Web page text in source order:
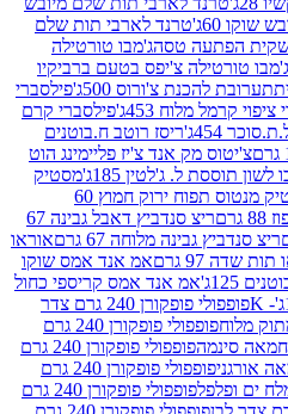
טרנד לארבי תות שלם
טסהג'מבו טורטילה
צ'יפס בטעם ברביקיו
צ'ורוס 500ג'
פילסברי
453ג'
פילסברי קרם
ריסז רוטב ח.בוטנים
אנד צ'יז פליימינג הוט
ג'לטין 185ג'
מסטיק
מסטיק מנטוס תפוח ירוק חמוץ 60
ריצ סנדביץ דאבל גבינה 67
מלוחה 67 גרם
אוראו
אמ אנד אמס שוקו
אמ אנד אמס קריספי כחול
פופפולי פופקורן 240 גרם צדר
פופפולי פופקורן 240 גרם
פופפולי פופקורן 240 גרם
פופפולי פופקורן 240 גרם
פופפולי פופקורן 240 גרם